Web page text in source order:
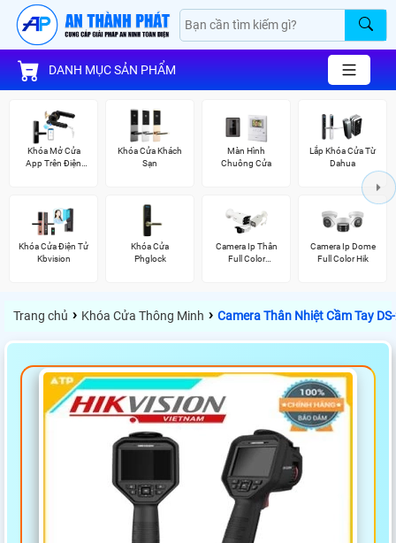
DANH MỤC SẢN PHẨM
Khóa Mở Cửa
App Trên Điện
Khóa Cửa Khách
Sạn
Màn Hình
Chuông Cửa
Lắp Khóa Cửa Từ
Dahua
Khóa Cửa Điện Tử
Kbvision
Khóa Cửa
Phglock
Camera Ip Thân
Full Color
Camera Ip Dome
Full Color Hik
Trang chủ › Khóa Cửa Thông Minh › Camera Thân Nhiệt Cầm Tay